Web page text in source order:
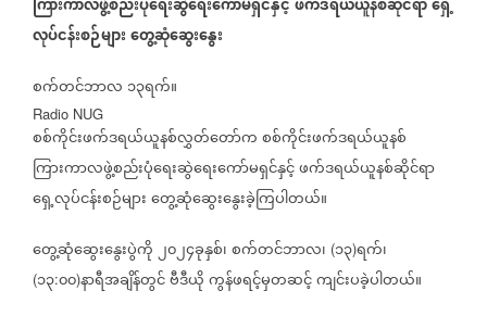
ကြားကာလဖွဲ့စည်းပုံရေးဆွဲရေးကော်မရှင်နှင့်ဖက်ဒရယ်ယူနစ်ဆိုင်ရာရှေ့
လုပ်ငန်းစဉ်များတွေ့ဆုံဆွေးနွေး
စက်တင်ဘာလ ၁၃ရက်။
Radio NUG
စစ်ကိုင်းဖက်ဒရယ်ယူနစ်လွှတ်တော်ကစစ်ကိုင်းဖက်ဒရယ်ယူနစ်
ကြားကာလဖွဲ့စည်းပုံရေးဆွဲရေးကော်မရှင်နှင့်ဖက်ဒရယ်ယူနစ်ဆိုင်ရာ
ရှေ့လုပ်ငန်းစဉ်များတွေ့ဆုံဆွေးနွေးခဲ့ကြပါတယ်။
တွေ့ဆုံဆွေးနွေးပွဲကို၂၀၂၄ခုနှစ်၊စက်တင်ဘာလ၊ (၁၃)ရက်၊
(၁၃:၀၀)နာရီအချိန်တွင်ဗီဒီယိုကွန်ဖရင့်မှတဆင့်ကျင်းပခဲ့ပါတယ်။